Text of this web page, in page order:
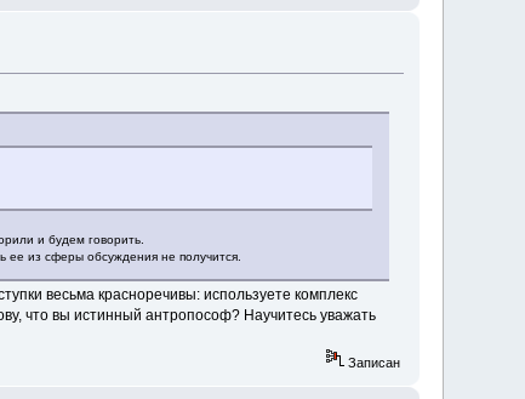
и будем говорить.
из сферы обсуждения не получится.
весьма красноречивы: используете комплекс
что вы истинный антропософ? Научитесь уважать
Записан